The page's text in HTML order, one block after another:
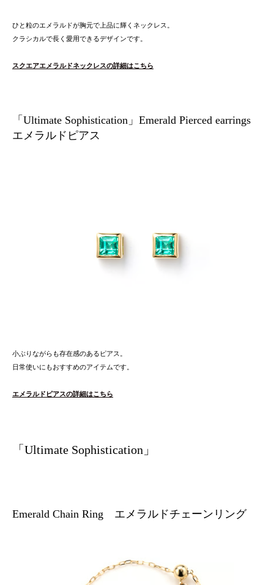
ひと粒のエメラルドが胸元で上品に輝くネックレス。
クラシカルで長く愛用できるデザインです。
スクエアエメラルドネックレスの詳細はこちら
「Ultimate Sophistication」Emerald Pierced earrings
エメラルドピアス
小ぶりながらも存在感のあるピアス。
日常使いにもおすすめのアイテムです。
エメラルドピアスの詳細はこちら
「Ultimate Sophistication」
Emerald Chain Ring エメラルドチェーンリング